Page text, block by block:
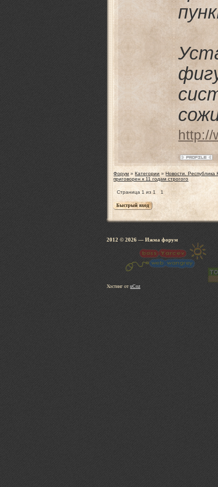
http://
Форум » Категории » Новости. Республика
приговорен к 11 годам строгого
Страница1 из 1 1
2012 © 2026 — Ижма
Хостинг отuCoz